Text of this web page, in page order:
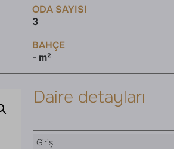
ODA SAYISI
3
BAHÇE
- m²
Daire detayları
Giriş